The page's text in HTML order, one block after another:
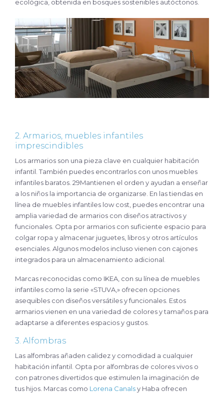
ecológica, obtenida en bosques sostenibles autóctonos.
2. Armarios, muebles infantiles
imprescindibles
Los armarios son una pieza clave en cualquier habitación
infantil. También puedes encontrarlos con unos muebles
infantiles baratos. 29Mantienen el orden y ayudan a enseñar
a los niños la importancia de organizarse. En las tiendas en
línea de muebles infantiles low cost, puedes encontrar una
amplia variedad de armarios con diseños atractivos y
funcionales. Opta por armarios con suficiente espacio para
colgar ropa y almacenar juguetes, libros y otros artículos
esenciales. Algunos modelos incluso vienen con cajones
integrados para un almacenamiento adicional.
Marcas reconocidas como IKEA, con su línea de muebles
infantiles como la serie «STUVA,» ofrecen opciones
asequibles con diseños versátiles y funcionales. Estos
armarios vienen en una variedad de colores y tamaños para
adaptarse a diferentes espacios y gustos.
3. Alfombras
Las alfombras añaden calidez y comodidad a cualquier
habitación infantil. Opta por alfombras de colores vivos o
con patrones divertidos que estimulen la imaginación de
tus hijos. Marcas como Lorena Canalsy Haba ofrecen